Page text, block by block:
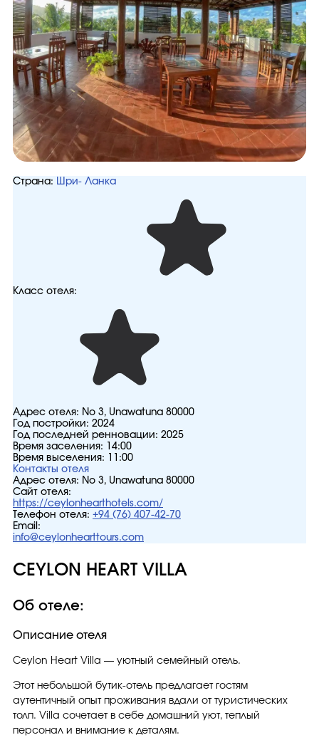
Страна: Шри- Ланка
Класс отеля:
Адрес отеля: No 3, Unawatuna 80000
Год постройки: 2024
Год последней ренновации: 2025
Время заселения:
14:00
Время выселения:
11:00
Контакты отеля
Адрес отеля: No 3, Unawatuna 80000
Сайт отеля:
https://ceylonhearthotels.com/
Телефон отеля: +94 (76) 407-42-70
Email:
info@ceylonhearttours.com
CEYLON HEART VILLA
Об отеле:
Описание отеля
Ceylon Heart Villa — уютный семейный отель.
Этот небольшой бутик-отель предлагает гостям
аутентичный опыт проживания вдали от туристических
толп. Villa сочетает в себе домашний уют, теплый
персонал и внимание к деталям.